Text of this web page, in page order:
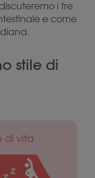
i tre
e come
stile di